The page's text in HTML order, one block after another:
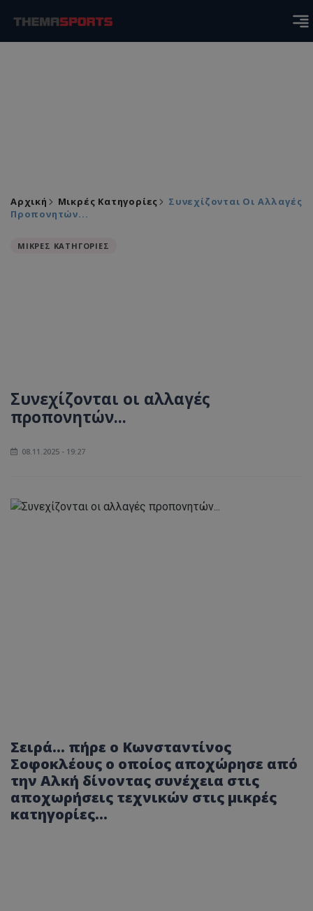
Αρχική Μικρές Κατηγορίες
Συνεχίζονται Οι Αλλαγές
Προπονητών...
ΜΙΚΡΕΣ ΚΑΤΗΓΟΡΙΕΣ
Συνεχίζονται οι αλλαγές
προπονητών...
08.11.2025 - 19:27
Σειρά... πήρε ο Κωνσταντίνος
Σοφοκλέους ο οποίος αποχώρησε από
την Αλκή δίνοντας συνέχεια στις
αποχωρήσεις τεχνικών στις μικρές
κατηγορίες...